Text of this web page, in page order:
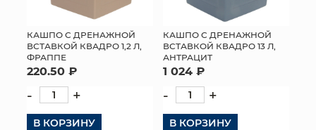
КАШПО С ДРЕНАЖНОЙ
ВСТАВКОЙ КВАДРО 1,2 Л,
ФРАППЕ
220.50 ₽
- +
В КОРЗИНУ
КАШПО С ДРЕНАЖНОЙ
ВСТАВКОЙ КВАДРО 13 Л,
АНТРАЦИТ
1 024 ₽
- +
В КОРЗИНУ